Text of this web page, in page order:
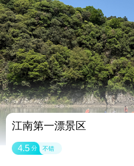
江南第一漂景区
4.5 分 不错
